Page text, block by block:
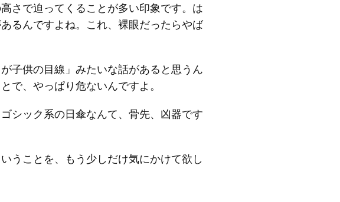
さで迫ってくることが多い印象です。は
るんですよね。これ、裸眼だったらやば
子供の目線」みたいな話があると思うん
で、やっぱり危ないんですよ。
シック系の日傘なんて、骨先、凶器です
うことを、もう少しだけ気にかけて欲し